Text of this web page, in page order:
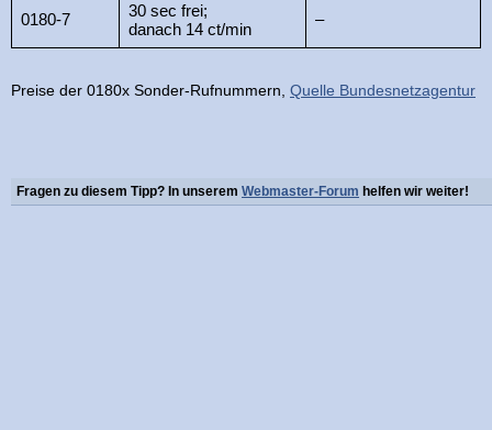
0180-7
30 sec frei;
danach 14 ct/min
–
Preise der 0180x Sonder-Rufnummern, Quelle Bundesnetzagentur
Fragen zu diesem Tipp? In unserem Webmaster-Forum helfen wir weiter!